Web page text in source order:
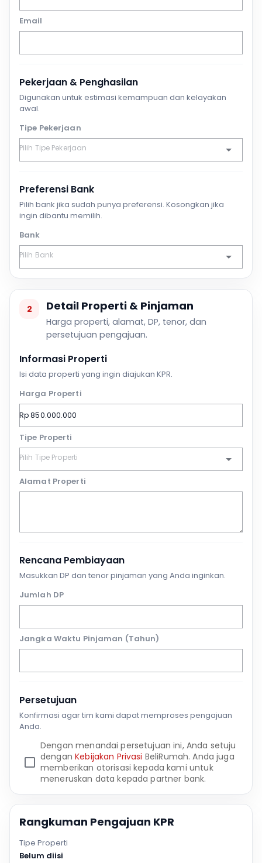
Email
Pekerjaan & Penghasilan
Digunakan untuk estimasi kemampuan dan kelayakan
awal.
Tipe Pekerjaan
Preferensi Bank
Pilih bank jika sudah punya preferensi. Kosongkan jika
ingin dibantu memilih.
Bank
2 Detail Properti & Pinjaman
Harga properti, alamat, DP, tenor, dan
persetujuan pengajuan.
Informasi Properti
Isi data properti yang ingin diajukan KPR.
Harga Properti
Tipe Properti
Alamat Properti
Rencana Pembiayaan
Masukkan DP dan tenor pinjaman yang Anda inginkan.
Jumlah DP
Jangka Waktu Pinjaman (Tahun)
Persetujuan
Konfirmasi agar tim kami dapat memproses pengajuan
Anda.
Dengan menandai persetujuan ini, Anda setuju
denganKebijakan Privasi BeliRumah. Anda juga
memberikan otorisasi kepada kami untuk
meneruskan data kepada partner bank.
Rangkuman Pengajuan KPR
Tipe Properti
Belum diisi